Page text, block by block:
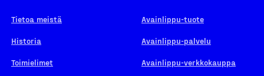
Tietoa meistä
Historia
Toimielimet
Avainlippu-tuote
Avainlippu-palvelu
Avainlippu-verkkokauppa